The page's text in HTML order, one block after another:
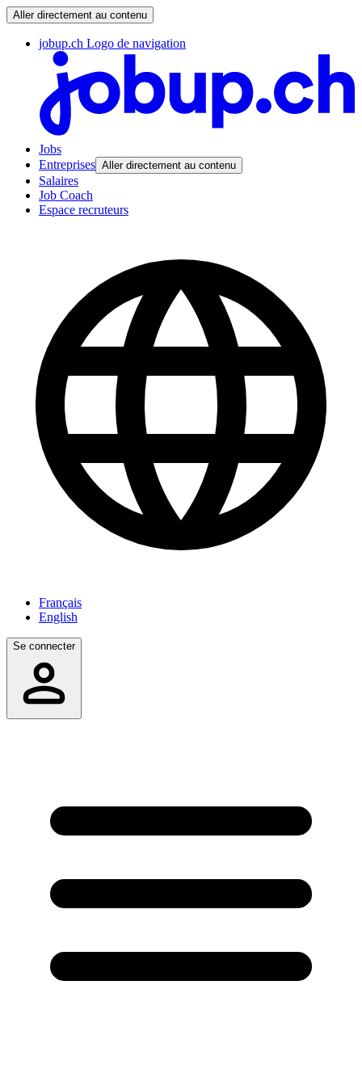
Aller directement au contenu
jobup.ch Logo de navigation
Jobs
Entreprises Aller directement au contenu
Salaires
Job Coach
Espace recruteurs
Français
English
Se connecter